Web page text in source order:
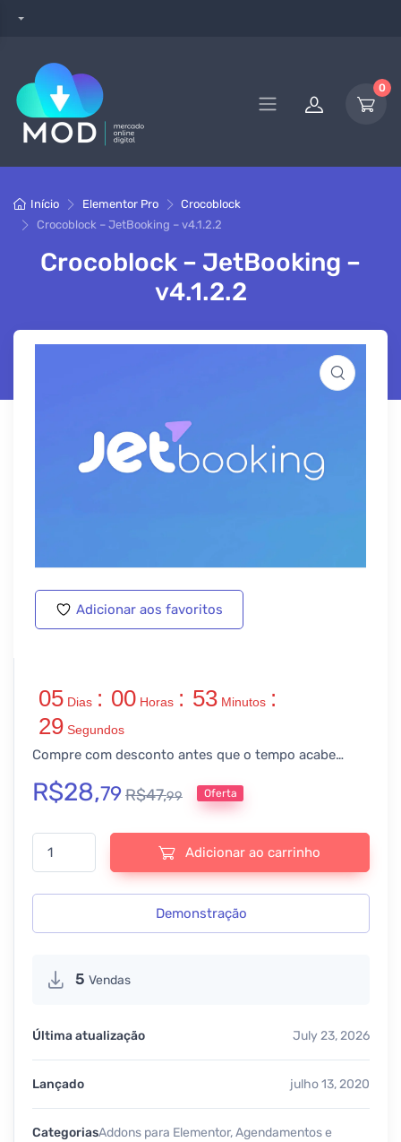
0
Início Elementor Pro
Crocoblock
Crocoblock – JetBooking – v4.1.2.2
Crocoblock – JetBooking –
v4.1.2.2
Adicionar aos favoritos
05 Dias : 00 Horas : 53 Minutos :
28 Segundos
Compre com desconto antes que o tempo acabe…
R$28,79R$47,99 Oferta
Crocoblock - JetBooking - v4.1.2.2 quantidade
Adicionar ao carrinho
Demonstração
5 Vendas
Última atualização July 23, 2026
Lançado julho 13, 2020
CategoriasAddons para Elementor,Agendamentos e